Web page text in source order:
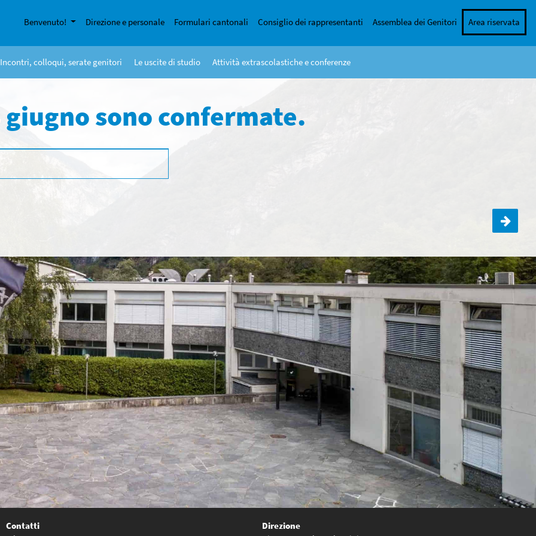
Benvenuto! Direzione e personale Formulari cantonali Consiglio dei rappresentanti Assemblea dei Genitori Area riservata
Incontri, colloqui, serate genitori Le uscite di studio Attività extrascolastiche e conferenze
sono confermate.
Contatti
Direzione